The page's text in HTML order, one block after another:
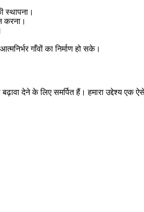
स्थापना।
करना।
गाँवों का निर्माण हो सके।
देने के लिए समर्पित हैं। हमारा उद्देश्य एक